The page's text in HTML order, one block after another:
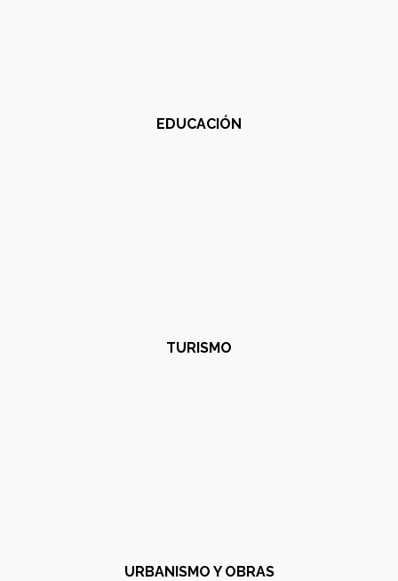
EDUCACIÓN
TURISMO
URBANISMO Y OBRAS